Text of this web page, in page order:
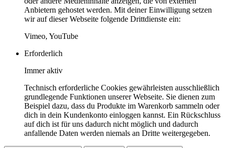
Anbietern gehostet werden. Mit deiner Einwilligung setzen
wir auf dieser Webseite folgende Drittdienste ein:
Vimeo, YouTube
Erforderlich
Immer aktiv
Technisch erforderliche Cookies gewährleisten ausschließlich
grundlegende Funktionen unserer Webseite. Sie dienen zum
Beispiel dazu, dass du Produkte im Warenkorb sammeln oder
dich in dein Kundenkonto einloggen kannst. Ein Rückschluss
auf dich ist für uns dadurch nicht möglich und dadurch
anfallende Daten werden niemals an Dritte weitergegeben.